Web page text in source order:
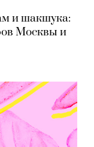
и шакшука:
Москвы и